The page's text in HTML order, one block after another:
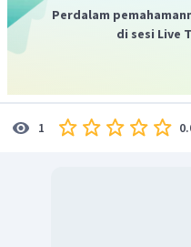
Perdalam
di sesi Live
1